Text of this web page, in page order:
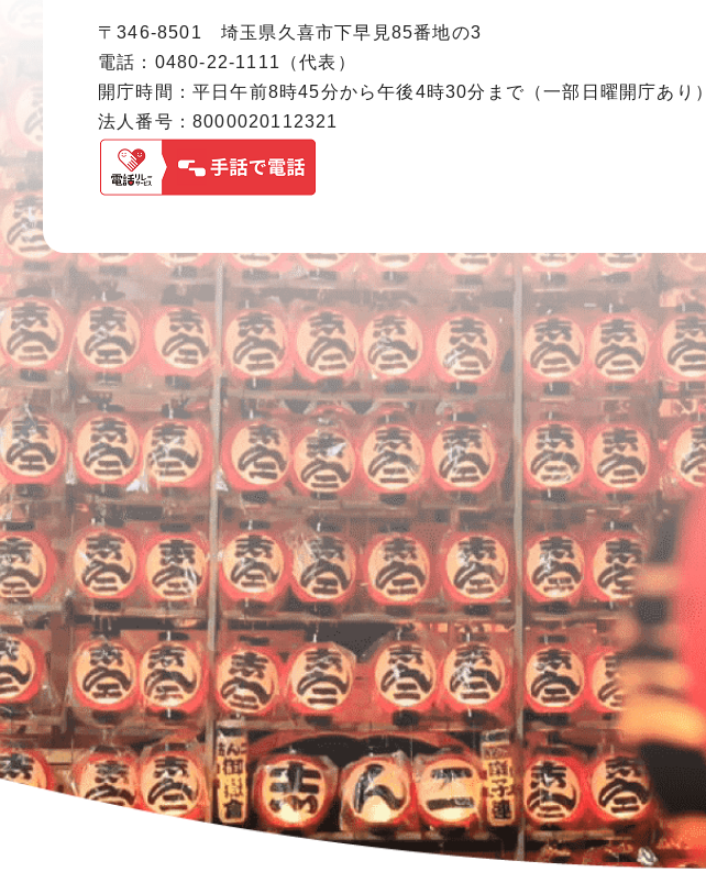
〒346-8501 埼玉県久喜市下早見85番地の3
電話：0480-22-1111（代表）
開庁時間：平日午前8時45分から午後4時30分まで（一部日曜開庁あり）
法人番号：8000020112321